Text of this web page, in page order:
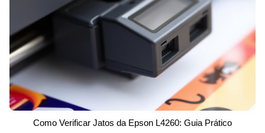
Como Verificar Jatos da Epson L4260: Guia Prático